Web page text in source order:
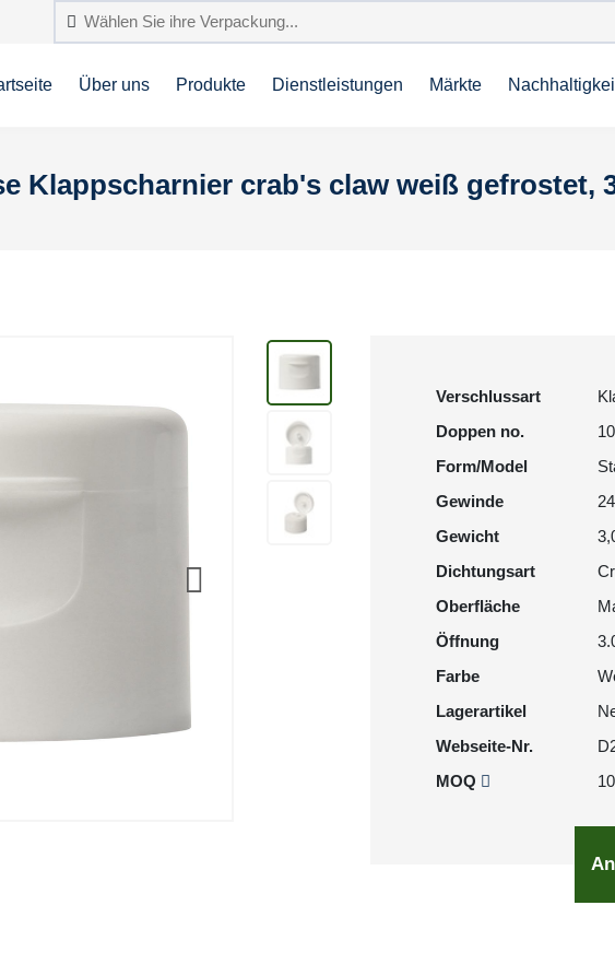
Über uns Produkte Dienstleistungen Märkte
Klappscharnier crab's claw weiß gefrostet,
Verschlussart
Doppen no.
Form/Model
Gewinde
Gewicht
Dichtungsart
Oberfläche
Öffnung
Farbe
Lagerartikel
Webseite-Nr.
MOQ